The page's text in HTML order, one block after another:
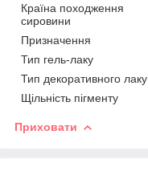
Країна походження
сировини
Призначення
Тип гель-лаку
Тип декоративного лаку
Щільність пігменту
Приховати